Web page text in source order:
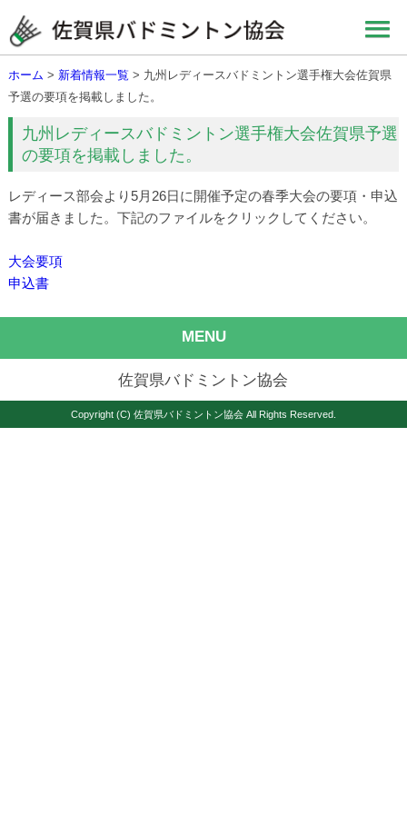
ホーム > 新着情報一覧 > 九州レディースバドミントン選手権大会佐賀県
予選の要項を掲載しました。
九州レディースバドミントン選手権大会佐賀県予選
の要項を掲載しました。
レディース部会より5月26日に開催予定の春季大会の要項・申込
書が届きました。下記のファイルをクリックしてください。
大会要項
申込書
MENU
佐賀県バドミントン協会
Copyright (C) 佐賀県バドミントン協会 All Rights Reserved.